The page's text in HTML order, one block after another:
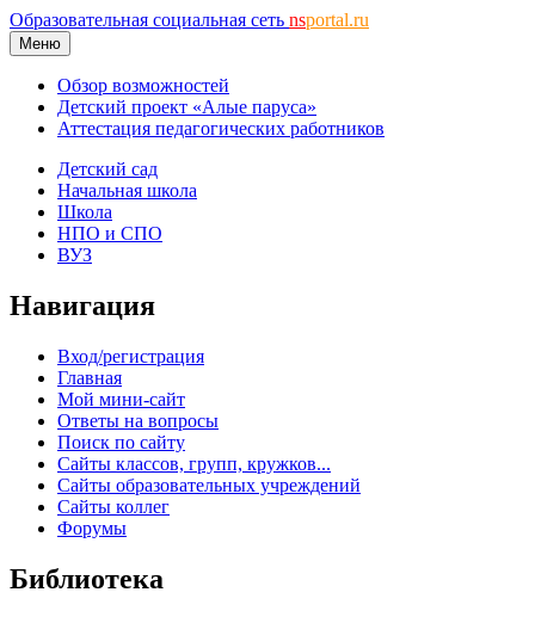
Образовательная социальная сеть nsportal.ru
Меню
Обзор возможностей
Детский проект «Алые паруса»
Аттестация педагогических работников
Детский сад
Начальная школа
Школа
НПО и СПО
ВУЗ
Навигация
Вход/регистрация
Главная
Мой мини-сайт
Ответы на вопросы
Поиск по сайту
Сайты классов, групп, кружков...
Сайты образовательных учреждений
Сайты коллег
Форумы
Библиотека